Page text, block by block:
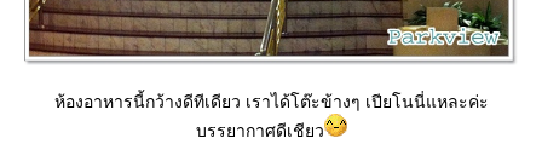
ห้องอาหารนี้กว้างดีทีเดียว เราได้โต๊ะข้างๆ เปียโนนี่แหละค่ะ
บรรยากาศดีเชียว